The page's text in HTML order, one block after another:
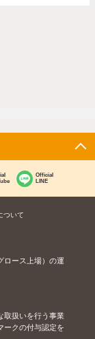
Official
LINE
ついて
ロース上場）の運
取扱いを行う事業
ークの付与認定を